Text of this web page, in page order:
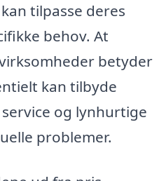
tilpasse deres
behov. At
betyder
kan tilbyde
og lynhurtige
problemer.